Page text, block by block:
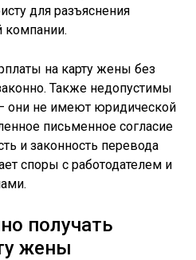
для разъяснения
компании.
на карту жены без
Также недопустимы
они не имеют юридической
письменное согласие
и законность перевода
споры с работодателем и
получать
жены